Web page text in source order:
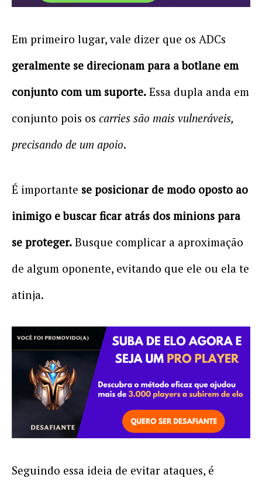
Em primeiro lugar, vale dizer que os ADCs
geralmente se direcionam para a botlane em
conjunto com um suporte. Essa dupla anda em
conjunto pois os carries são mais vulneráveis,
precisando de um apoio.
É importante se posicionar de modo oposto ao
inimigo e buscar ficar atrás dos minions para
se proteger. Busque complicar a aproximação
de algum oponente, evitando que ele ou ela te
atinja.
Seguindo essa ideia de evitar ataques, é